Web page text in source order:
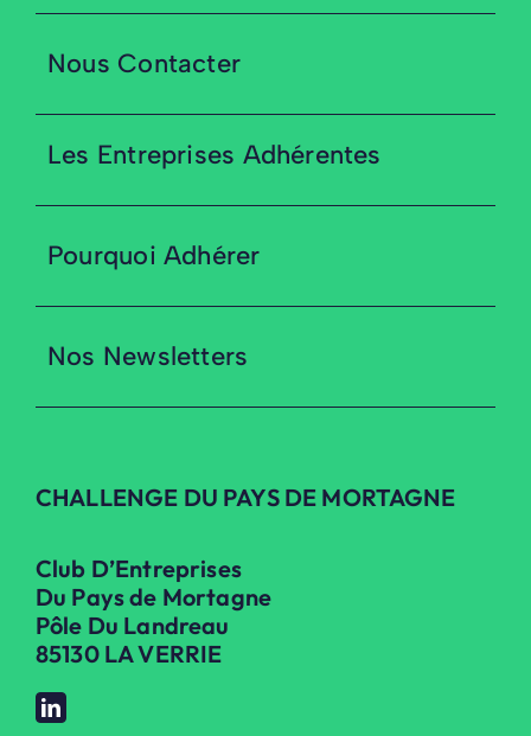
Nous Contacter
Les Entreprises Adhérentes
Pourquoi Adhérer
Nos Newsletters
CHALLENGE DU PAYS DE MORTAGNE
Club D’Entreprises
Du Pays de Mortagne
Pôle Du Landreau
85130 LA VERRIE